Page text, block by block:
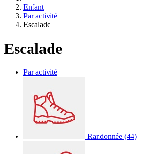
Enfant
Par activité
Escalade
Escalade
Par activité
Randonnée (44)